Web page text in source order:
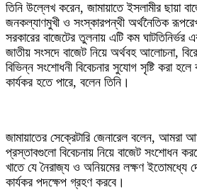
তিনি উল্লেখ করেন, জামায়াতে ইসলামীর ছায়া
জনকল্যাণমুখী ও সংস্কারপন্থী অর্থনৈতিক
সরকারের বাজেটের তুলনায় এটি কম ঘাটতিনির্ভর
জাতীয় সংসদে বাজেট নিয়ে অর্থবহ আলোচনা,
বিভিন্ন সংশোধনী বিবেচনার সুযোগ সৃষ্টি করা
কার্যকর হতে পারে, বলেন তিনি।
জামায়াতের সেক্রেটারি জেনারেল বলেন, আমরা
প্রস্তাবগুলো বিবেচনায় নিয়ে বাজেট সংশোধন
খাতে যে নৈরাজ্য ও অনিয়মের লক্ষণ ইতোমধ্যে
কার্যকর পদক্ষেপ গ্রহণ করবে।